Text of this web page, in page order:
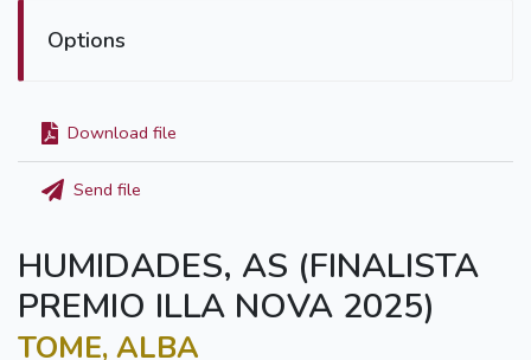
Options
Download file
Send file
HUMIDADES, AS (FINALISTA
PREMIO ILLA NOVA 2025)
TOME, ALBA